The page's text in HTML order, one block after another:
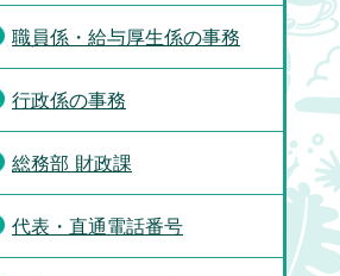
職員係・給与厚生係の事務
行政係の事務
総務部 財政課
代表・直通電話番号